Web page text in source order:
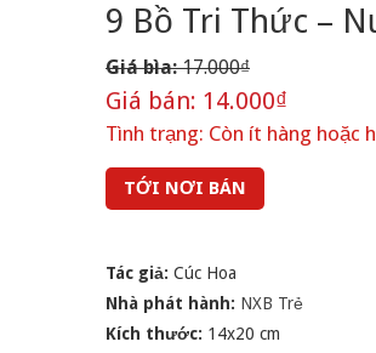
9 Bồ Tri Thức –
Giá bìa:17.000₫
Giá bán: 14.000₫
Tình trạng: Còn ít hàng hoặc
TỚI NƠI BÁN
Tác giả: Cúc Hoa
Nhà phát hành: NXB Trẻ
Kích thước: 14x20 cm